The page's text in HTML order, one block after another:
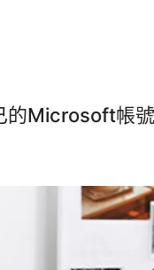
Microsoft帳